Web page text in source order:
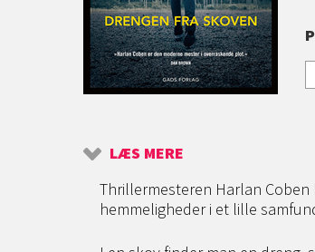
LÆS MERE
Thrillermesteren Harlan
hemmeligheder i et lille